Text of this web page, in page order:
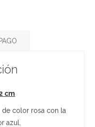
cm
de color rosa con la
azul.